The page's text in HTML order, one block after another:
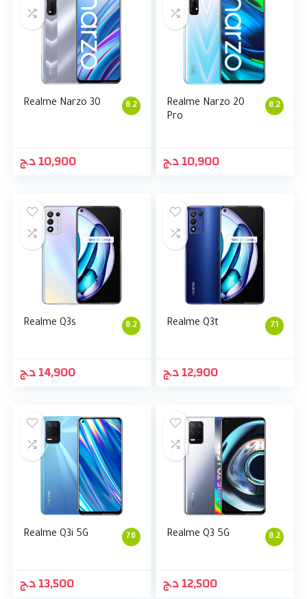
8.2
Realme Narzo 30
10,900د.ج
8.2
Realme Narzo 20
Pro
10,900د.ج
8.2
Realme Q3s
14,900د.ج
7.1
Realme Q3t
12,900د.ج
7.6
Realme Q3i 5G
13,500د.ج
8.2
Realme Q3 5G
12,500د.ج